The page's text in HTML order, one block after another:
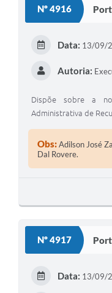
Nº 4916
Data: 13/09/
Autoria:
Dispõe sobre a
Administrativa de
Obs:Adilson José
Dal Rovere.
Nº 4917
Data: 13/09/